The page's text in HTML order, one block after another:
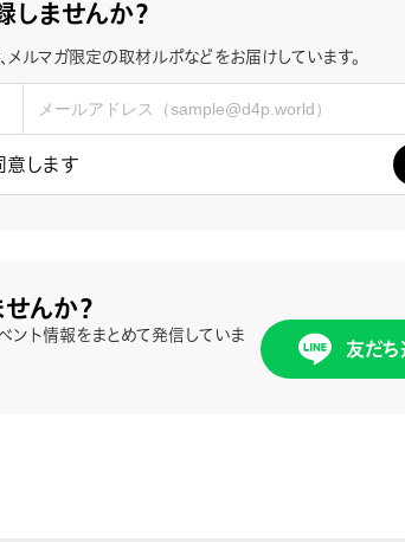
しませんか？
ルマガ限定の取材ルポなどをお届けしています。
意します
んか？
ント情報をまとめて発信していま
友だ